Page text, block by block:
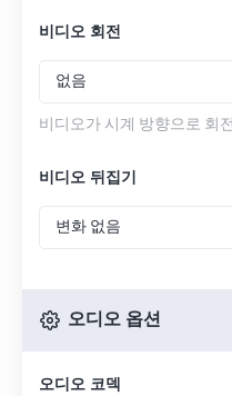
비디오 회전
없음
비디오가 시계 방향으로 회
비디오 뒤집기
변화 없음
오디오 옵션
오디오 코덱